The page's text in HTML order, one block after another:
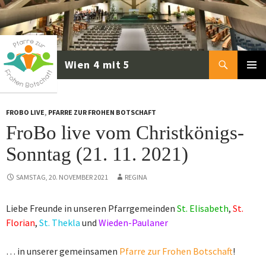
Zum
Inhalt
springen
Suchen
FROBO LIVE, PFARRE ZUR FROHEN BOTSCHAFT
FroBo live vom Christkönigs-
Sonntag (21. 11. 2021)
SAMSTAG, 20. NOVEMBER 2021 REGINA
Liebe Freunde in unseren Pfarrgemeinden St. Elisabeth, St.
Florian, St. Thekla und Wieden-Paulaner
… in unserer gemeinsamen Pfarre zur Frohen Botschaft!